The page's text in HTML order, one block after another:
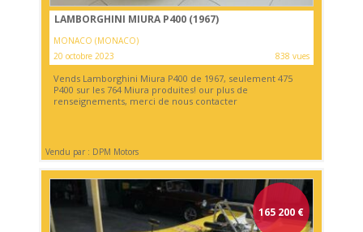
LAMBORGHINI MIURA P400 (1967)
MONACO (MONACO)
20 octobre 2023
838 vues
Vends Lamborghini Miura P400 de 1967, seulement 475
P400 sur les 764 Miura produites! our plus de
renseignements, merci de nous contacter
Vendu par : DPM Motors
165 200€